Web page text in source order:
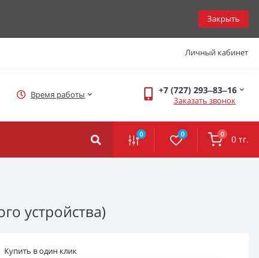
Закрыть
Личный кабинет
Время работы +7 (727) 293‒83‒16
Заказать звонок
0 0 0 0 тг.
устройства)
Купить в один клик